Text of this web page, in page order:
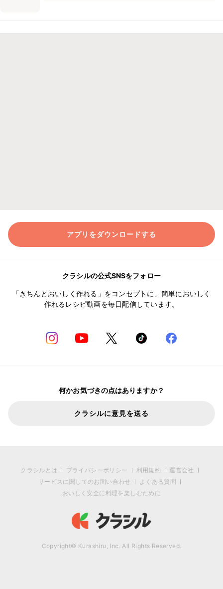
アプリをダウンロードする
クラシルの公式SNSをフォロー
「きちんとおいしく作れる」をコンセプトに、簡単においしく
作れるレシピ動画を毎日配信しています。
何かお気づきの点はありますか？
クラシルに意見を送る
クラシルとは プライバシーポリシー 利用規約
運営会社
サービスに関してのお問い合わせ
よくある質問
おいしく安全に料理を楽しむために
Copyright© Kurashiru, Inc. All Rights Reserved.